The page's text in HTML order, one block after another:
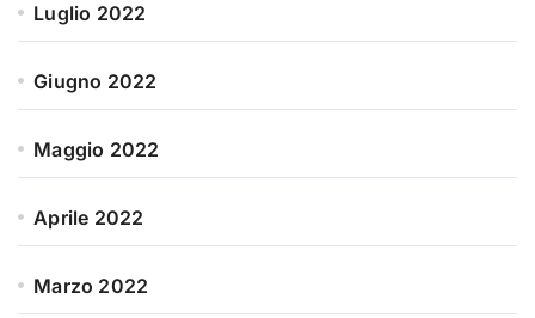
Luglio 2022
Giugno 2022
Maggio 2022
Aprile 2022
Marzo 2022